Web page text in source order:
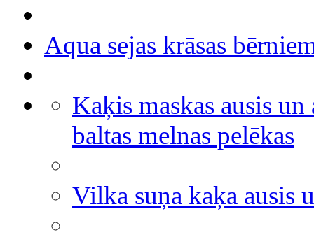
Aqua sejas krāsas
Kaķis maskas ausis un
baltas melnas pelēkas
Vilka suņa kaķa ausis